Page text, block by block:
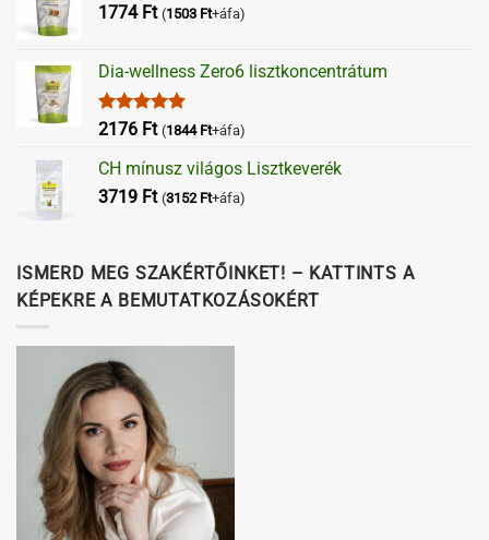
1774 Ft (1503 Ft+áfa)
Dia-wellness Zero6 lisztkoncentrátum
Értékelés:
2176 Ft (1844 Ft+áfa)
CH mínusz világos Lisztkeverék
3719 Ft (3152 Ft+áfa)
ISMERD MEG SZAKÉRTŐINKET! – KATTINTS A
KÉPEKRE A BEMUTATKOZÁSOKÉRT